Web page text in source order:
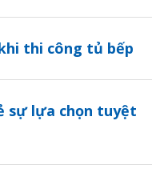
thi công tủ bếp
sự lựa chọn tuyệt